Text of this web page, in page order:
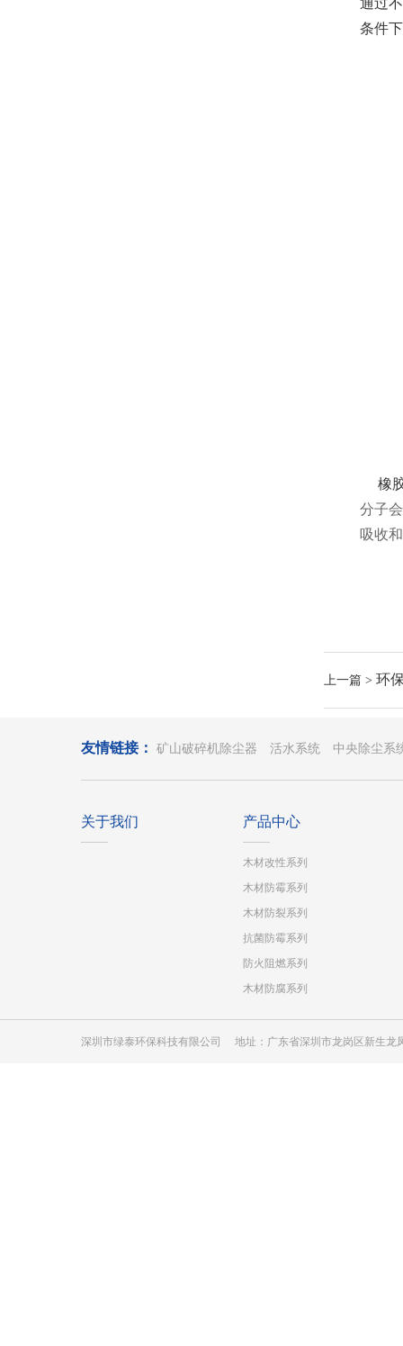
通过
条件
橡胶
分子
吸收
上一篇 > 环
友情链接： 矿山破碎机除尘器 活水系统 中央除尘系
关于我们 产品中心
木材改性系列
木材防霉系列
木材防裂系列
抗菌防霉系列
防火阻燃系列
木材防腐系列
深圳市绿泰环保科技有限公司 地址：广东省深圳市龙岗区新生